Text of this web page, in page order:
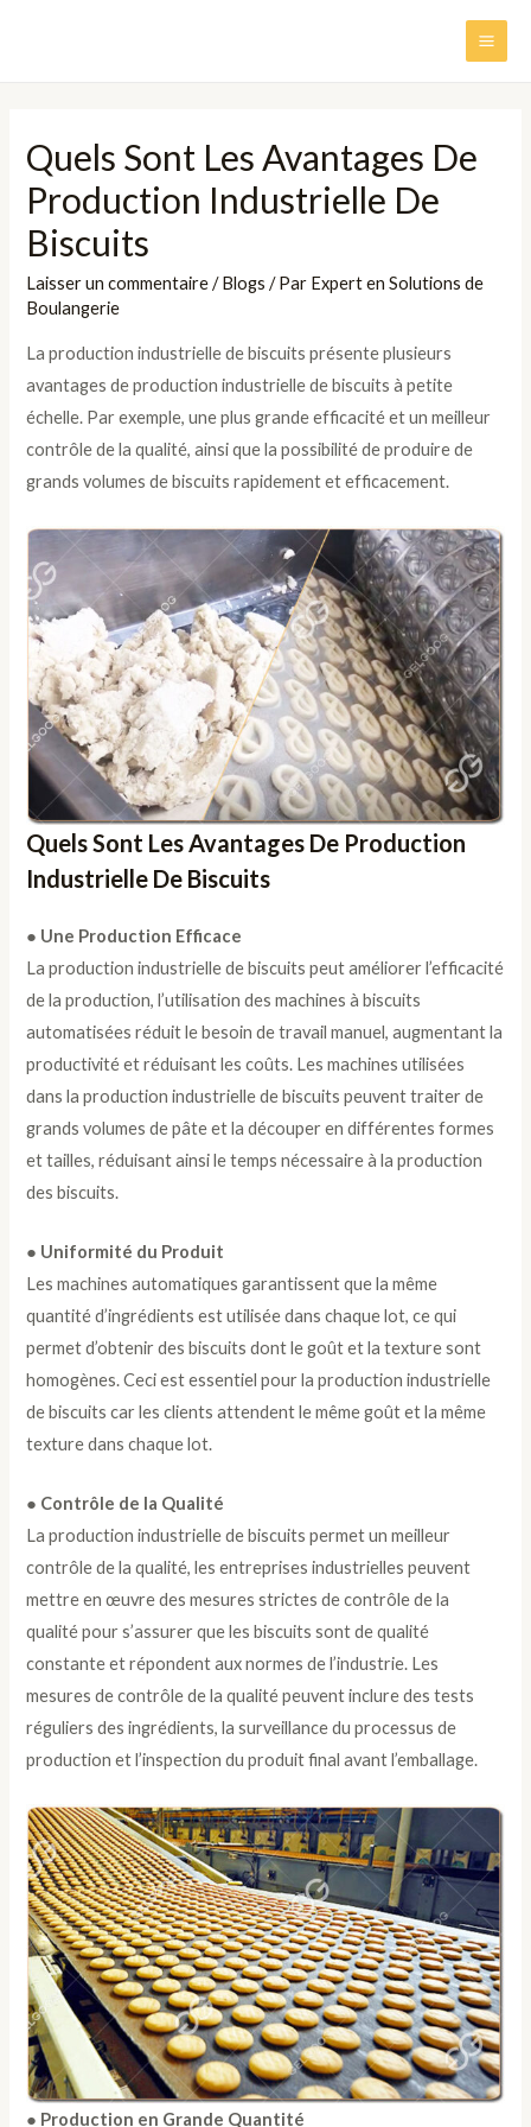
Quels Sont Les Avantages De
Production Industrielle De
Biscuits
Laisser un commentaire /Blogs / Par Expert en Solutions de
Boulangerie
La production industrielle de biscuits présente plusieurs
avantages de production industrielle de biscuits à petite
échelle. Par exemple, une plus grande efficacité et un meilleur
contrôle de la qualité, ainsi que la possibilité de produire de
grands volumes de biscuits rapidement et efficacement.
Quels Sont Les Avantages De Production
Industrielle De Biscuits
● Une Production Efficace
La production industrielle de biscuits peut améliorer l’efficacité
de la production, l’utilisation des machines à biscuits
automatisées réduit le besoin de travail manuel, augmentant la
productivité et réduisant les coûts. Les machines utilisées
dans la production industrielle de biscuits peuvent traiter de
grands volumes de pâte et la découper en différentes formes
et tailles, réduisant ainsi le temps nécessaire à la production
des biscuits.
● Uniformité du Produit
Les machines automatiques garantissent que la même
quantité d’ingrédients est utilisée dans chaque lot, ce qui
permet d’obtenir des biscuits dont le goût et la texture sont
homogènes. Ceci est essentiel pour la production industrielle
de biscuits car les clients attendent le même goût et la même
texture dans chaque lot.
● Contrôle de la Qualité
La production industrielle de biscuits permet un meilleur
contrôle de la qualité, les entreprises industrielles peuvent
mettre en œuvre des mesures strictes de contrôle de la
qualité pour s’assurer que les biscuits sont de qualité
constante et répondent aux normes de l’industrie. Les
mesures de contrôle de la qualité peuvent inclure des tests
réguliers des ingrédients, la surveillance du processus de
production et l’inspection du produit final avant l’emballage.
● Production en Grande Quantité